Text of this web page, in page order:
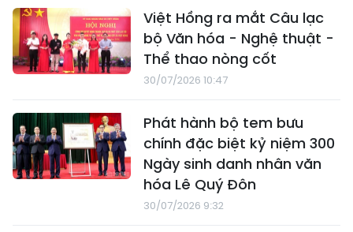
Việt Hồng ra mắt Câu lạc
bộ Văn hóa - Nghệ thuật -
Thể thao nòng cốt
30/07/2026 10:47
Phát hành bộ tem bưu
chính đặc biệt kỷ niệm 300
Ngày sinh danh nhân văn
hóa Lê Quý Đôn
30/07/2026 9:32